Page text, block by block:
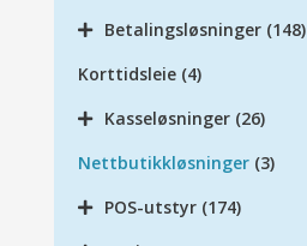
Betalingsløsninger (148)
Korttidsleie (4)
Kasseløsninger (26)
Nettbutikkløsninger (3)
POS-utstyr (174)